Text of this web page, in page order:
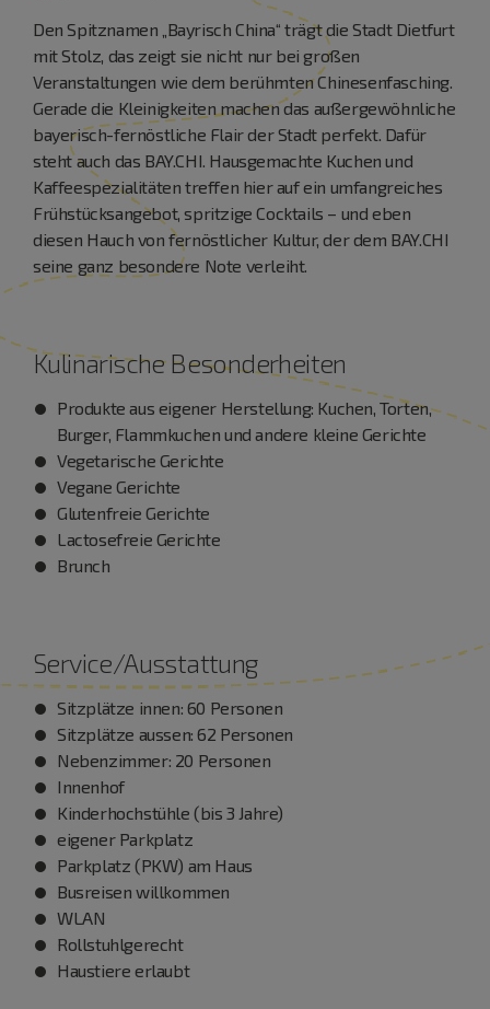
Den Spitznamen „Bayrisch China“ trägt die Stadt Dietfurt
mit Stolz, das zeigt sie nicht nur bei großen
Veranstaltungen wie dem berühmten Chinesenfasching.
Gerade die Kleinigkeiten machen das außergewöhnliche
bayerisch-fernöstliche Flair der Stadt perfekt. Dafür
steht auch das BAY.CHI. Hausgemachte Kuchen und
Kaffeespezialitäten treffen hier auf ein umfangreiches
Frühstücksangebot, spritzige Cocktails – und eben
diesen Hauch von fernöstlicher Kultur, der dem BAY.CHI
seine ganz besondere Note verleiht.
Kulinarische Besonderheiten
Produkte aus eigener Herstellung: Kuchen, Torten,
Burger, Flammkuchen und andere kleine Gerichte
Vegetarische Gerichte
Vegane Gerichte
Glutenfreie Gerichte
Lactosefreie Gerichte
Brunch
Service/Ausstattung
Sitzplätze innen: 60 Personen
Sitzplätze aussen: 62 Personen
Nebenzimmer: 20 Personen
Innenhof
Kinderhochstühle (bis 3 Jahre)
eigener Parkplatz
Parkplatz (PKW) am Haus
Busreisen willkommen
WLAN
Rollstuhlgerecht
Haustiere erlaubt